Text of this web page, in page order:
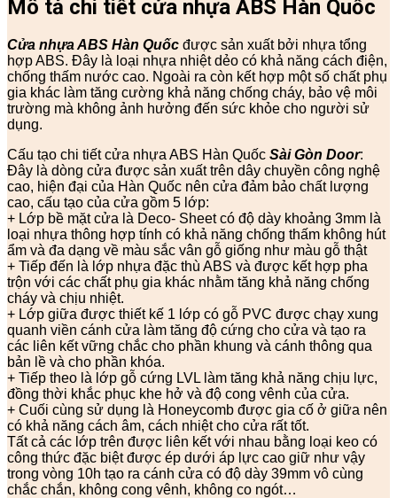
Mô tả chi tiết cửa nhựa ABS Hàn Quốc
Cửa nhựa ABS Hàn Quốc được sản xuất bởi nhựa tổng
hợp ABS. Đây là loại nhựa nhiệt dẻo có khả năng cách điện,
chống thấm nước cao. Ngoài ra còn kết hợp một số chất phụ
gia khác làm tăng cường khả năng chống cháy, bảo vệ môi
trường mà không ảnh hưởng đến sức khỏe cho người sử
dụng.
Cấu tạo chi tiết cửa nhựa ABS Hàn Quốc Sài Gòn Door:
Đây là dòng cửa được sản xuất trên dây chuyền công nghệ
cao, hiện đại của Hàn Quốc nên cửa đảm bảo chất lượng
cao, cấu tạo của cửa gồm 5 lớp:
+ Lớp bề mặt cửa là Deco- Sheet có độ dày khoảng 3mm là
loại nhựa thông hợp tính có khả năng chống thấm không hút
ẩm và đa dạng về màu sắc vân gỗ giống như màu gỗ thật
+ Tiếp đến là lớp nhựa đặc thù ABS và được kết hợp pha
trộn với các chất phụ gia khác nhằm tăng khả năng chống
cháy và chịu nhiệt.
+ Lớp giữa được thiết kế 1 lớp có gỗ PVC được chạy xung
quanh viền cánh cửa làm tăng độ cứng cho cửa và tạo ra
các liên kết vững chắc cho phần khung và cánh thông qua
bản lề và cho phần khóa.
+ Tiếp theo là lớp gỗ cứng LVL làm tăng khả năng chịu lực,
đồng thời khắc phục khe hở và độ cong vênh của cửa.
+ Cuối cùng sử dụng là Honeycomb được gia cố ở giữa nên
có khả năng cách âm, cách nhiệt cho cửa rất tốt.
Tất cả các lớp trên được liên kết với nhau bằng loại keo có
công thức đặc biệt được ép dưới áp lực cao giữ như vậy
trong vòng 10h tạo ra cánh cửa có độ dày 39mm vô cùng
chắc chắn, không cong vênh, không co ngót…